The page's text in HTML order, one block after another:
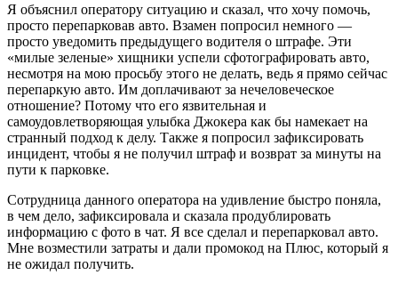
Я объяснил оператору ситуацию и сказал, что хочу помочь,
просто перепарковав авто. Взамен попросил немного —
просто уведомить предыдущего водителя о штрафе. Эти
«милые зеленые» хищники успели сфотографировать авто,
несмотря на мою просьбу этого не делать, ведь я прямо сейчас
перепаркую авто. Им доплачивают за нечеловеческое
отношение? Потому что его язвительная и
самоудовлетворяющая улыбка Джокера как бы намекает на
странный подход к делу. Также я попросил зафиксировать
инцидент, чтобы я не получил штраф и возврат за минуты на
пути к парковке.
Сотрудница данного оператора на удивление быстро поняла,
в чем дело, зафиксировала и сказала продублировать
информацию с фото в чат. Я все сделал и перепарковал авто.
Мне возместили затраты и дали промокод на Плюс, который я
не ожидал получить.